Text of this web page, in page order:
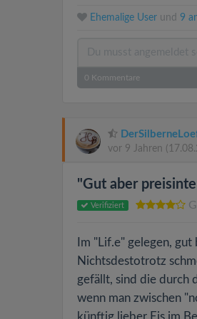
Ehemalige User und 9
0 Kommentare
vor 9 Jahren
"Gut aber
Verifiziert
Im "Lif.e" gelegen,
Nichtsdestotrotz
gefällt, sind die durch
wenn man zwischen
künftig lieber Eis im